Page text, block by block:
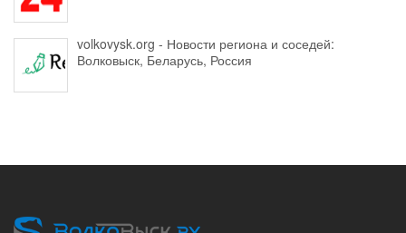
volkovysk.org - Новости региона и соседей:
Волковыск, Беларусь, Россия